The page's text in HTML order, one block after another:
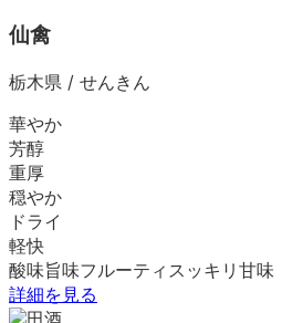
仙禽
栃木県 / せんきん
華やか
芳醇
重厚
穏やか
ドライ
軽快
酸味旨味フルーティ スッキリ 甘味
詳細を見る